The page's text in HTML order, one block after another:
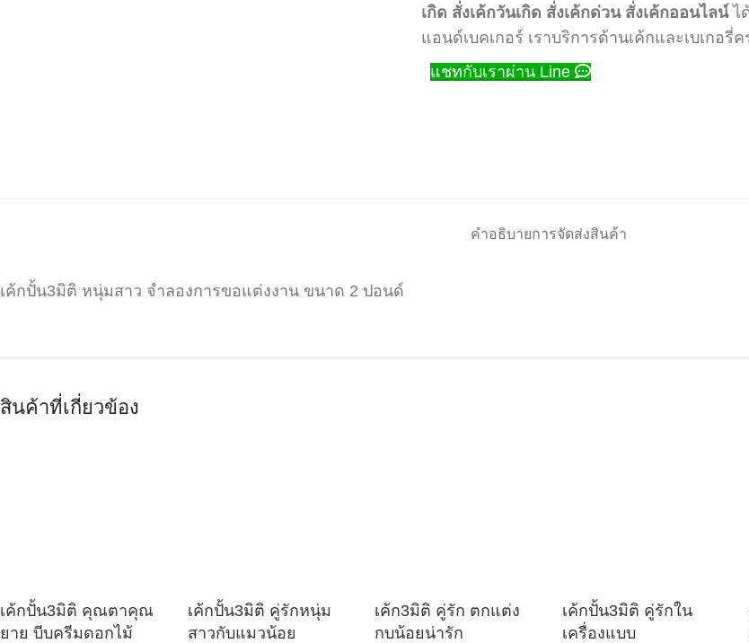
เกิด สั่งเค้กวันเกิด สั่งเค้กด่วน สั่งเค้กออนไลน์ไ
แอนด์เบคเกอร์ เราบริการด้านเค้กและเบเกอรี่ค
แชทกับเราผ่าน Line
คำอธิบายการจัดส่งสินค้า
เค้กปั้น3มิติ หนุ่มสาว จำลองการขอแต่งงาน ขนาด 2 ปอนด์
สินค้าที่เกี่ยวข้อง
เค้กปั้น3มิติ คุณตาคุณ
ยาย บีบครีมดอกไม้
เค้กปั้น3มิติ คู่รักหนุ่ม
สาวกับแมวน้อย
เค้ก3มิติ คู่รัก ตกแต่ง
กบน้อยน่ารัก
เค้กปั้น3มิติ คู่รักใน
เครื่องแบบ